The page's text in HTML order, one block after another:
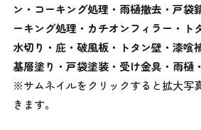
ン・コーキング処理・雨樋撤去・戸袋
ーキング処理・カチオンフィラー・ト
水切り・庇・破風板・トタン壁・漆喰
基層塗り・戸袋塗装・受け金具・雨樋
※サムネイルをクリックすると拡大写
きます。